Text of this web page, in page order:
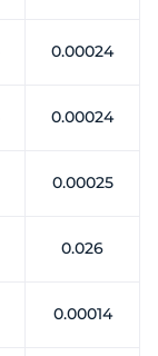
0.00024
0.00024
0.00025
0.026
0.00014